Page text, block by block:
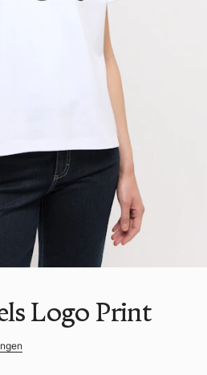
Logo Print